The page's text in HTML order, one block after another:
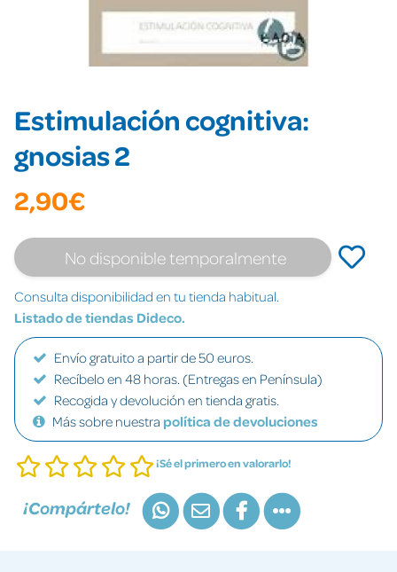
Estimulación cognitiva:
gnosias 2
2,90€
No disponible temporalmente
Consulta disponibilidad en tu tienda habitual.
Listado de tiendas Dideco.
Envío gratuito a partir de 50 euros.
Recíbelo en 48 horas. (Entregas en Península)
Recogida y devolución en tienda gratis.
Más sobre nuestra política de devoluciones
¡Sé el primero en valorarlo!
¡Compártelo!